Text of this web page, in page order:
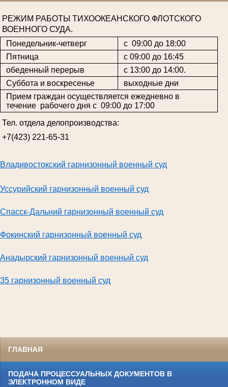
РЕЖИМ РАБОТЫ ТИХООКЕАНСКОГО ФЛОТСКОГО
ВОЕННОГО СУДА.
Понедельник-четверг
с 09:00 до 18:00
Пятница
с 09:00 до 16:45
обеденный перерыв
с 13:00 до 14:00.
Суббота и воскресенье
выходные дни
Прием граждан осуществляется ежедневно в
течение рабочего дня с 09:00 до 17:00
Тел. отдела делопроизводства:
+7(423) 221-65-31
Владивостокский гарнизонный военный суд
Уссурийский гарнизонный военный суд
Спасск-Дальний гарнизонный военный суд
Фокинский гарнизонный военный суд
Анадырский гарнизонный военный суд
35 гарнизонный военный суд
ГЛАВНАЯ
ПОДАЧА ПРОЦЕССУАЛЬНЫХ ДОКУМЕНТОВ В
ЭЛЕКТРОННОМ ВИДЕ